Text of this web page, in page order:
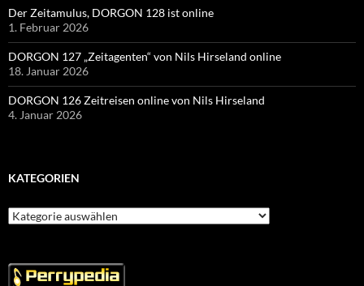
Der Zeitamulus, DORGON 128 ist online
1. Februar 2026
DORGON 127 „Zeitagenten“ von Nils Hirseland online
18. Januar 2026
DORGON 126 Zeitreisen online von Nils Hirseland
4. Januar 2026
KATEGORIEN
Kategorien